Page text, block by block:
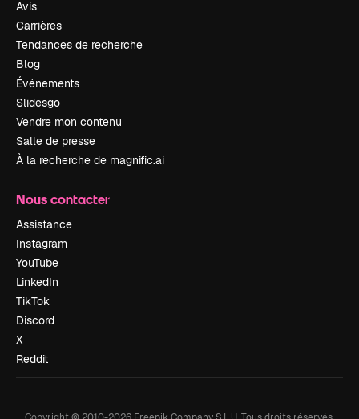
Avis
Carrières
Tendances de recherche
Blog
Événements
Slidesgo
Vendre mon contenu
Salle de presse
À la recherche de magnific.ai
Nous contacter
Assistance
Instagram
YouTube
LinkedIn
TikTok
Discord
X
Reddit